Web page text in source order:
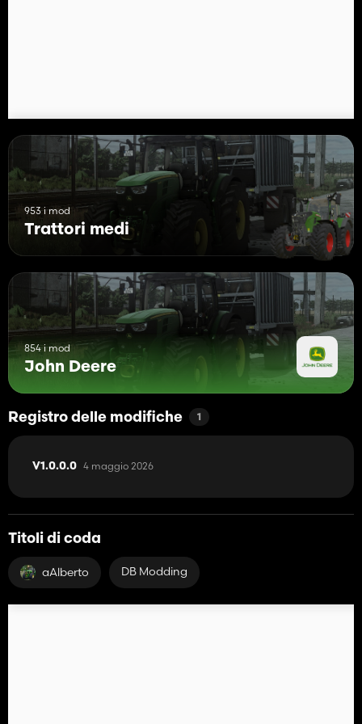
- Configurazione parafango anteriore
Questo trattore è pronto per il controllo dell'animazione con
mouse e controlli interattivi.
Divertiti a giocare :)
953 i mod
Trattori medi
854 i mod
John Deere
Registro delle modifiche 1
V1.0.0.0 4 maggio 2026
Titoli di coda
aAlberto DB Modding